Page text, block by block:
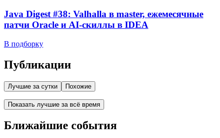
Java Digest #38: Valhalla в master, ежемесячные
патчи Oracle и AI-скиллы в IDEA
В подборку
Публикации
Лучшие за сутки Похожие
Показать лучшие за всё время
Ближайшие события